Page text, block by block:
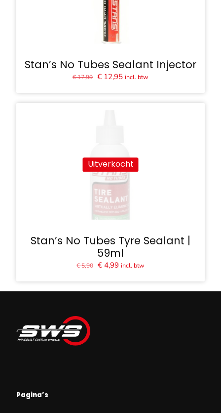
Stan’s No Tubes Sealant Injector
€17,99 Oorspronkelijke
€ 12,95Huidige
incl. btw
Uitverkocht
Stan’s No Tubes Tyre Sealant |
59ml
€5,90 Oorspronkelijke
€ 5,90.
€ 4,99 Huidige
€ 4,99.
incl. btw
Pagina’s